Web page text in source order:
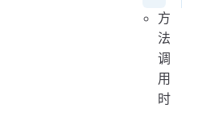
方
法
调
用
时